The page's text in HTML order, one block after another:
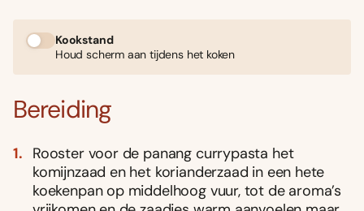
Kookstand
Houd scherm aan tijdens het koken
Bereiding
Rooster voor de panang currypasta het
komijnzaad en het korianderzaad in een hete
koekenpan op middelhoog vuur, tot de aroma’s